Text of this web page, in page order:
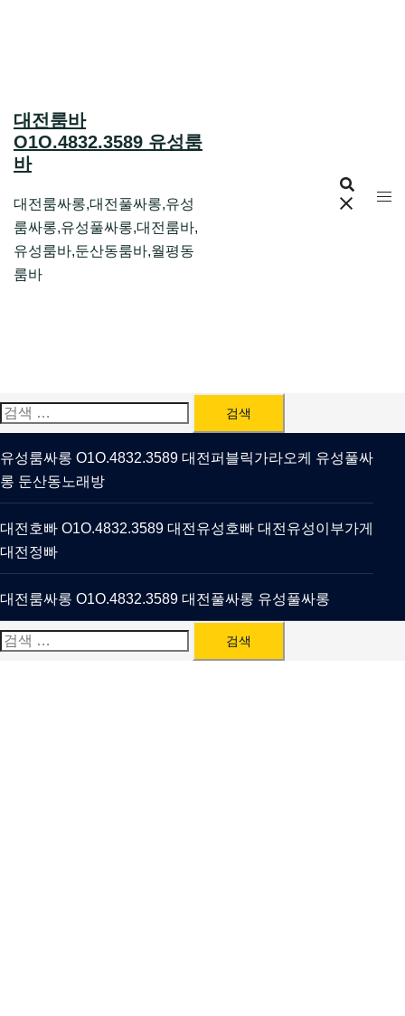
대전룸바
O1O.4832.3589 유성룸
바
대전룸싸롱,대전풀싸롱,유성
룸싸롱,유성풀싸롱,대전룸바,
유성룸바,둔산동룸바,월평동
룸바
검
색:
유성룸싸롱 O1O.4832.3589 대전퍼블릭가라오케 유성풀싸
롱 둔산동노래방
대전호빠 O1O.4832.3589 대전유성호빠 대전유성이부가게
대전정빠
대전룸싸롱 O1O.4832.3589 대전풀싸롱 유성풀싸롱
검